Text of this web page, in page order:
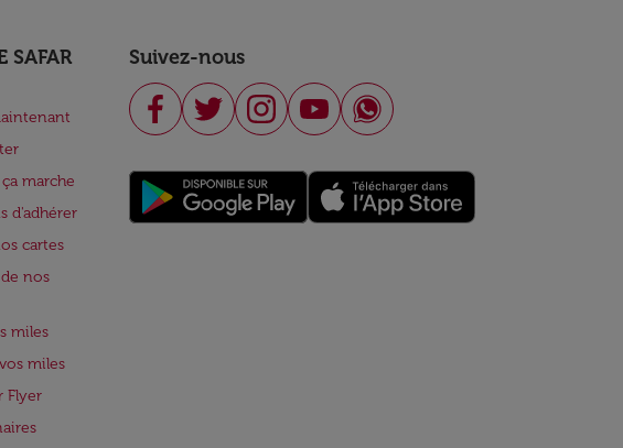
SAFAR
marche
d'adhérer
cartes
nos
miles
miles
Flyer
Suivez-nous